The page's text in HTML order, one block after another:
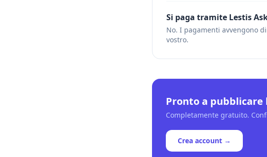
Si paga tramite Lestis
No. I pagamenti avvengono
vostro.
Pronto a
Completamente gratuito.
Crea account →